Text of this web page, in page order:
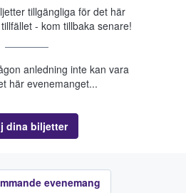
tillgängliga för det här
- kom tillbaka senare!
anledning inte kan vara
här evenemanget...
dina biljetter
evenemang